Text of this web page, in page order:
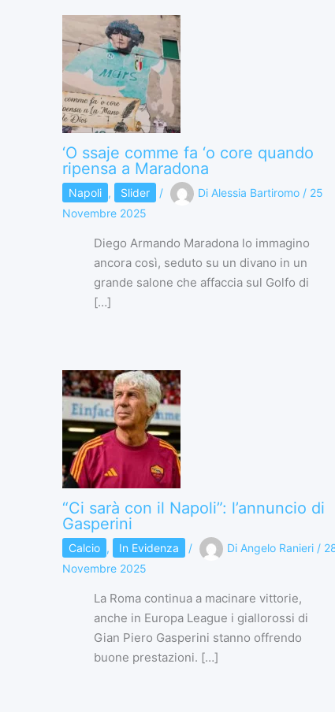
‘O ssaje comme fa ‘o core quando
ripensa a Maradona
Napoli , Slider / Di Alessia Bartiromo / 25
Novembre 2025
Diego Armando Maradona lo immagino
ancora così, seduto su un divano in un
grande salone che affaccia sul Golfo di
[…]
“Ci sarà con il Napoli”: l’annuncio di
Gasperini
Calcio , In Evidenza / Di Angelo Ranieri /
Novembre 2025
La Roma continua a macinare vittorie,
anche in Europa League i giallorossi di
Gian Piero Gasperini stanno offrendo
buone prestazioni. […]